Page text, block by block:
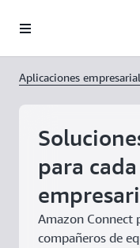
Aplicaciones
para
Amazon Connect
compañeros de